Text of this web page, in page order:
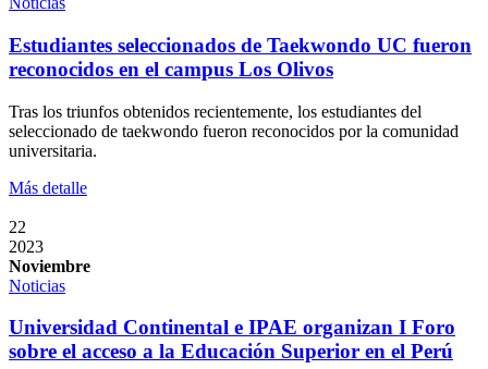
Estudiantes seleccionados de Taekwondo UC fueron
reconocidos en el campus Los Olivos
Tras los triunfos obtenidos recientemente, los estudiantes del
seleccionado de taekwondo fueron reconocidos por la comunidad
universitaria.
Más detalle
22
2023
Noviembre
Noticias
Universidad Continental e IPAE organizan I Foro
sobre el acceso a la Educación Superior en el Perú